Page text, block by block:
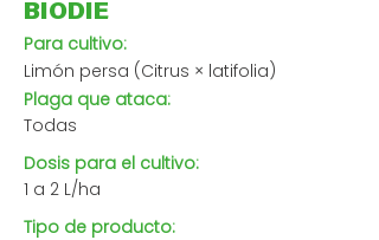
BIODIE
Para cultivo:
Limón persa (Citrus × latifolia)
Plaga que ataca:
Todas
Dosis para el cultivo:
1 a 2 L/ha
Tipo de producto: